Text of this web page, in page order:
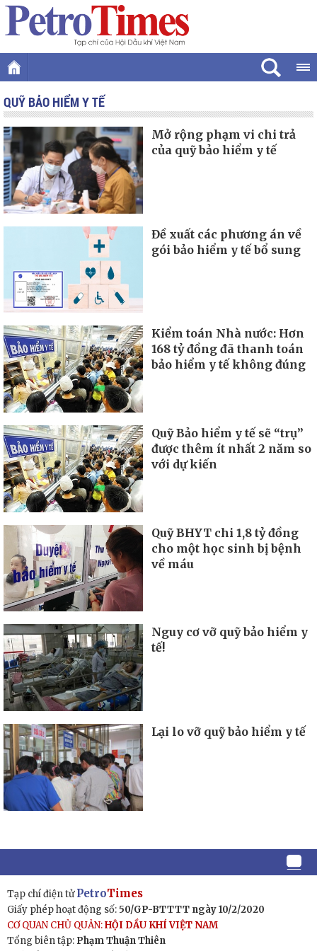
QUỸ BẢO HIỂM Y TẾ
Mở rộng phạm vi chi trả
của quỹ bảo hiểm y tế
Đề xuất các phương án về
gói bảo hiểm y tế bổ sung
Kiểm toán Nhà nước: Hơn
168 tỷ đồng đã thanh toán
bảo hiểm y tế không đúng
Quỹ Bảo hiểm y tế sẽ “trụ”
được thêm ít nhất 2 năm so
với dự kiến
Quỹ BHYT chi 1,8 tỷ đồng
cho một học sinh bị bệnh
về máu
Nguy cơ vỡ quỹ bảo hiểm y
tế!
Lại lo vỡ quỹ bảo hiểm y tế
Tạp chí điện tửPetroTimes
Giấy phép hoạt động số: 50/GP-BTTTT ngày 10/2/2020
CƠ QUAN CHỦ QUẢN:HỘI DẦU KHÍ VIỆT NAM
Tổng biên tập: Phạm Thuận Thiên